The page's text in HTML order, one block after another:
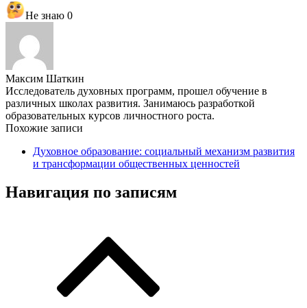
Не знаю 0
Максим Шаткин
Исследователь духовных программ, прошел обучение в
различных школах развития. Занимаюсь разработкой
образовательных курсов личностного роста.
Похожие записи
Духовное образование: социальный механизм развития
и трансформации общественных ценностей
Навигация по записям